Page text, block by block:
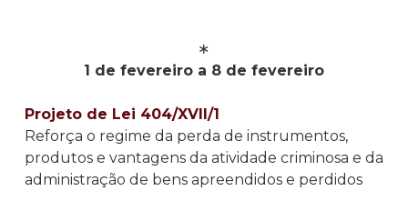
∗
1 de fevereiro a 8 de fevereiro
Projeto de Lei 404/XVII/1
Reforça o regime da perda de instrumentos,
produtos e vantagens da atividade criminosa e da
administração de bens apreendidos e perdidos